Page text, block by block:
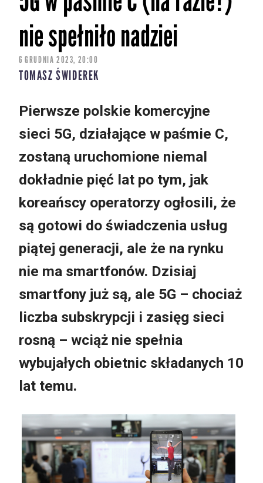
nie spełniło nadziei
6 GRUDNIA 2023, 20:00
TOMASZ ŚWIDEREK
Pierwsze polskie komercyjne
sieci 5G, działające w paśmie C,
zostaną uruchomione niemal
dokładnie pięć lat po tym, jak
koreańscy operatorzy ogłosili, że
są gotowi do świadczenia usług
piątej generacji, ale że na rynku
nie ma smartfonów. Dzisiaj
smartfony już są, ale 5G – chociaż
liczba subskrypcji i zasięg sieci
rosną – wciąż nie spełnia
wybujałych obietnic składanych 10
lat temu.